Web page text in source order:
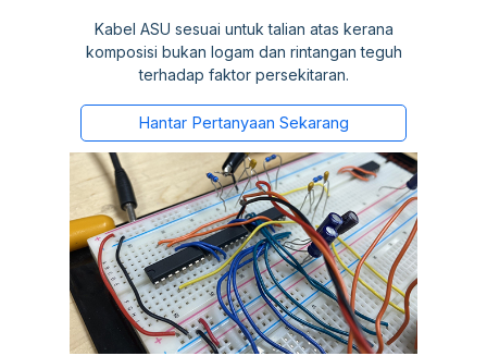
Kabel ASU sesuai untuk talian atas kerana
komposisi bukan logam dan rintangan teguh
terhadap faktor persekitaran.
Hantar Pertanyaan Sekarang